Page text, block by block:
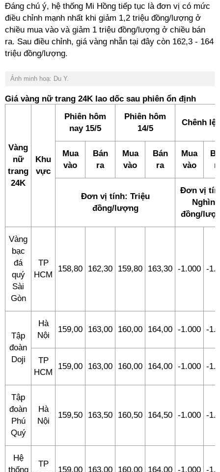
Đáng chú ý, hệ thống Mi Hồng tiếp tục là đơn vị có mức
điều chỉnh mạnh nhất khi giảm 1,2 triệu đồng/lượng ở
chiều mua vào và giảm 1 triệu đồng/lượng ở chiều bán
ra. Sau điều chỉnh, giá vàng nhẫn tại đây còn 162,3 - 164
triệu đồng/lượng.
Ảnh minh hoạ: Du Y.
Giá vàng nữ trang 24K lao dốc sau phiên ổn định
Vàng
nữ
trang
24K
Khu
vực
Phiên hôm
nay 15/5
Phiên hôm
14/5
Chênh
Mua
vào
Bán
ra
Mua
vào
Bán
ra
Mua
vào
Đơn vị tính: Triệu
đồng/lượng
Đơn vị
Nghìn
đồng/
Vàng
bạc
đá
quý
Sài
Gòn
TP
HCM
158,80 162,30 159,80 163,30 -1.000 -
Tập
đoàn
Doji
Hà
Nội
159,00 163,00 160,00 164,00 -1.000 -
TP
HCM
159,00 163,00 160,00 164,00 -1.000 -
Tập
đoàn
Phú
Quý
Hà
Nội
159,50 163,50 160,50 164,50 -1.000 -
Hệ
thống
TP
159,00 163,00 160,00 164,00 -1.000 -